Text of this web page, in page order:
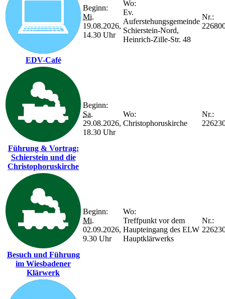
EDV-Café
Beginn:
Mi.
19.08.2026,
14.30 Uhr
Wo:
Ev.
Auferstehungsgemeinde
Schierstein-Nord,
Heinrich-Zille-Str. 48
Nr.:
Führung & Vortrag:
Schierstein und die
Christophoruskirche
Beginn:
Sa.
29.08.2026,
18.30 Uhr
Wo:
Christophoruskirche
Nr.:
Besuch und Führung
im Wiesbadener
Klärwerk
Beginn:
Mi.
02.09.2026,
9.30 Uhr
Wo:
Treffpunkt vor dem
Haupteingang des ELW
Hauptklärwerks
Nr.: